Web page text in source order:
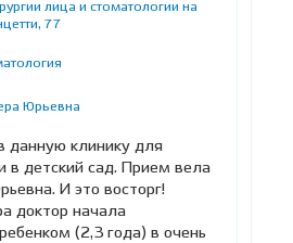
лица и стоматологии на
77
Юрьевна
данную клинику для
в детский сад. Прием вела
И это восторг!
доктор начала
(2,3 года) в очень